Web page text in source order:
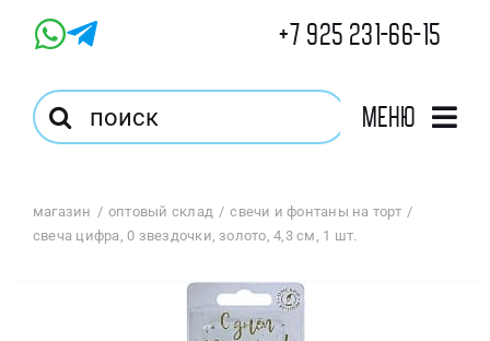
+7 925 231-66-15
Результат
поиска:
Меню
Магазин
Оптовый Магазин
магазин оптовый склад
свечи и фонтаны на торт
свеча цифра, 0 звездочки, золото, 4,3 см, 1 шт.